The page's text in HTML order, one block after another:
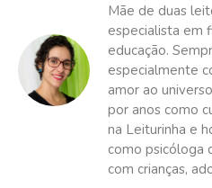
Mãe de duas
especialista em
educação.
especialmente
amor ao
por anos como
na Leiturinha e
como psicóloga
com crianças,